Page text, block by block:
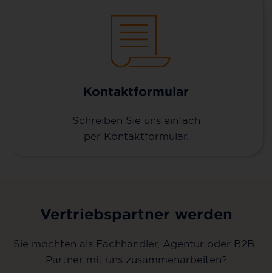
Kontaktformular
Schreiben Sie uns einfach
per Kontaktformular.
Vertriebspartner werden
Sie möchten als Fachhändler, Agentur oder B2B-
Partner mit uns zusammenarbeiten?